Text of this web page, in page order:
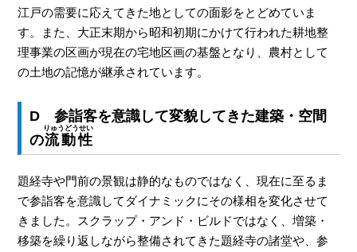
江戸の需要に応えてきた地としての面影をとどめていま
す。また、大正末期から昭和初期にかけて行われた耕地整
理事業の区画が現在の宅地区画の基盤となり、農村として
の土地の記憶が継承されています。
D 参詣客を意識して変貌してきた建築・空間
の流動性
りゅうどうせい
題経寺や門前の景観は静的なものではなく、現在に至るま
で参詣客を意識してダイナミックにその様相を変化させて
きました。スクラップ・アンド・ビルドではなく、増築・
移築を繰り返しながら整備されてきた題経寺の諸堂や、参